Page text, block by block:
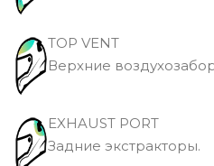
TOP VENT
Верхние
EXHAUST PORT
Задние экстракторы.